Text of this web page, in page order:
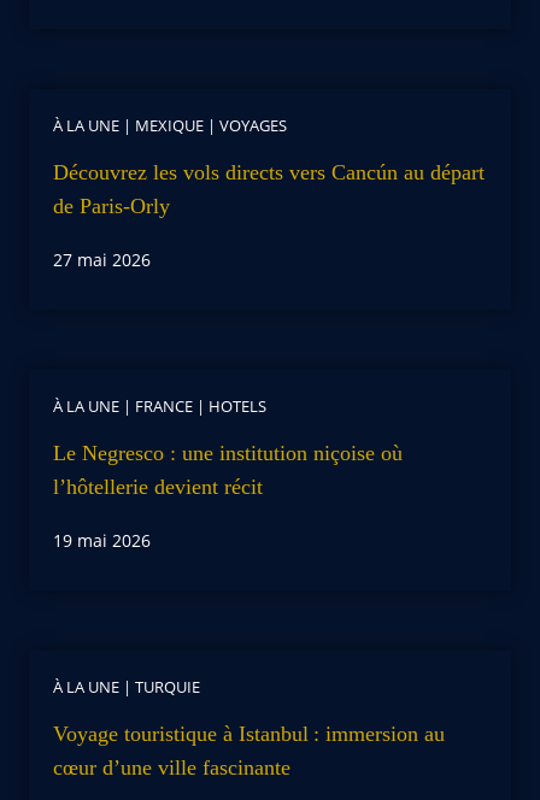
À LA UNE | MEXIQUE | VOYAGES
Découvrez les vols directs vers Cancún au départ
de Paris-Orly
27 mai 2026
À LA UNE | FRANCE | HOTELS
Le Negresco : une institution niçoise où
l’hôtellerie devient récit
19 mai 2026
À LA UNE | TURQUIE
Voyage touristique à Istanbul : immersion au
cœur d’une ville fascinante